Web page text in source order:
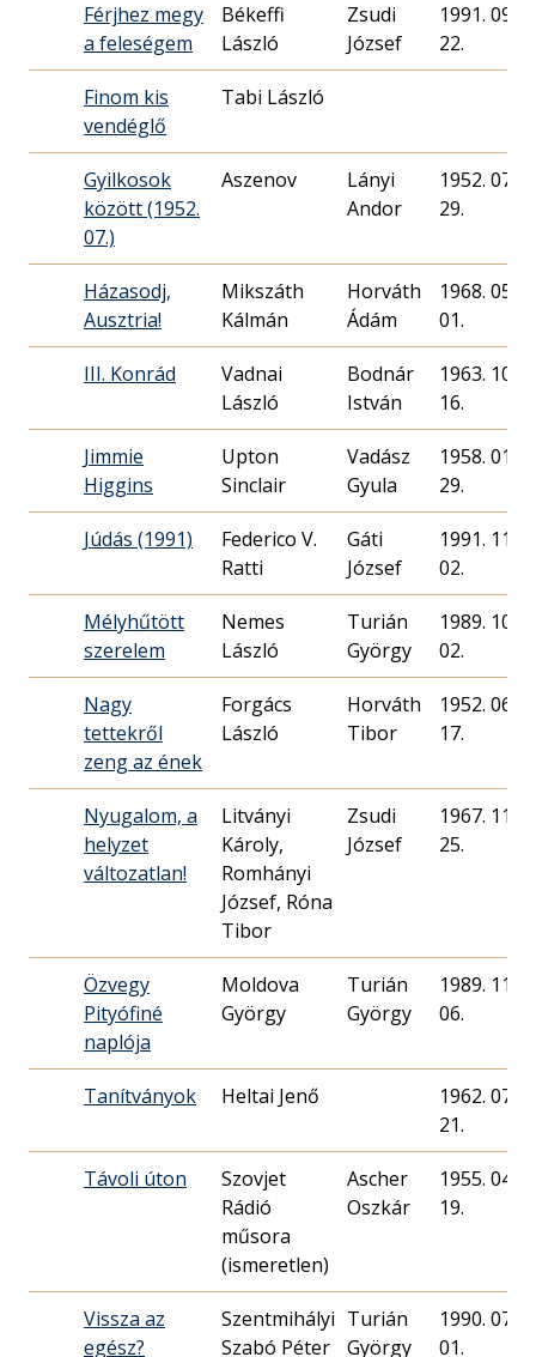
Férjhez megy
a feleségem
Békeffi
László
Zsudi
József
1991. 09.
22.
Finom kis
vendéglő
Tabi László
Gyilkosok
között (1952.
07.)
Aszenov
Lányi
Andor
1952. 07.
29.
Házasodj,
Ausztria!
Mikszáth
Kálmán
Horváth
Ádám
1968. 05.
01.
III. Konrád
Vadnai
László
Bodnár
István
1963. 10.
16.
Jimmie
Higgins
Upton
Sinclair
Vadász
Gyula
1958. 01.
29.
Júdás (1991)
Federico V.
Ratti
Gáti
József
1991. 11.
02.
Mélyhűtött
szerelem
Nemes
László
Turián
György
1989. 10.
02.
Nagy
tettekről
zeng az ének
Forgács
László
Horváth
1952. 06.
17.
Nyugalom, a
helyzet
változatlan!
Litványi
Károly,
Romhányi
József, Róna
Tibor
Zsudi
József
1967. 11.
25.
Özvegy
Pityófiné
naplója
Moldova
György
Turián
György
1989. 11.
06.
Tanítványok Heltai Jenő
1962. 07.
21.
Távoli úton
Szovjet
Rádió
műsora
(ismeretlen)
Ascher
Oszkár
1955. 04.
19.
Vissza az
egész?
Szentmihályi
Szabó Péter
Turián
György
1990. 07.
01.